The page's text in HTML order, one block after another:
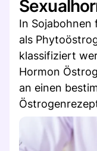
In Sojabohnen
als
klassifiziert
Hormon
an einen